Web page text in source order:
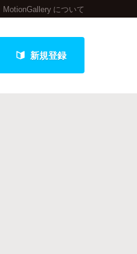
MotionGallery について
新規登録